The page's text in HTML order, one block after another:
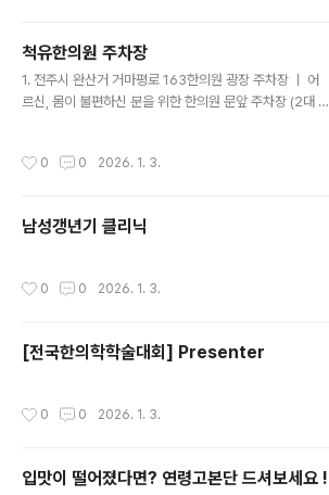
척유한의원 주차장
1. 전주시 완산거 거마평로 163한의원 광장 주차장 ㅣ 어
르신, 몸이 불편하신 분을 위한 한의원 문앞 주차장 (2대 주
장, 주차권 드려요 ~ 3. 전주시 거마평로 165 별관 지하주
0 0 2026. 1. 3.
남성갱년기 클리닉
0 0 2026. 1. 3.
[전국한의학학술대회] Presenter
0 0 2026. 1. 3.
입맛이 떨어졌다면? 연령고본단 드셔보세요 !